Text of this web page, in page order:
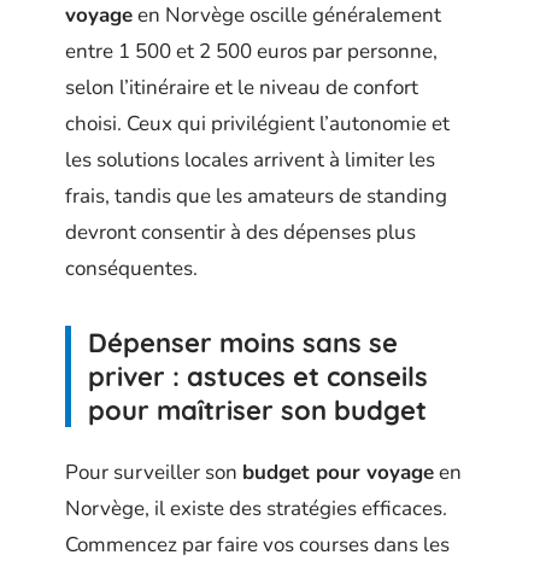
voyageen Norvège oscille généralement
entre 1 500 et 2 500 euros par personne,
selon l’itinéraire et le niveau de confort
choisi. Ceux qui privilégient l’autonomie et
les solutions locales arrivent à limiter les
frais, tandis que les amateurs de standing
devront consentir à des dépenses plus
conséquentes.
Dépenser moins sans se
priver : astuces et conseils
pour maîtriser son budget
Pour surveiller son budget pour voyageen
Norvège, il existe des stratégies efficaces.
Commencez par faire vos courses dans les